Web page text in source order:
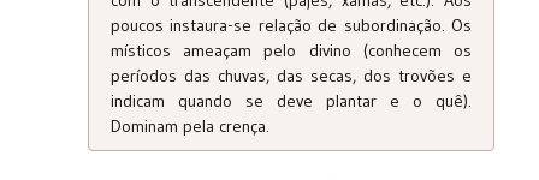
poucos instaura-se relação de subordinação. Os
místicos ameaçam pelo divino (conhecem os
períodos das chuvas, das secas, dos trovões e
indicam quando se deve plantar e o quê).
Dominam pela crença.